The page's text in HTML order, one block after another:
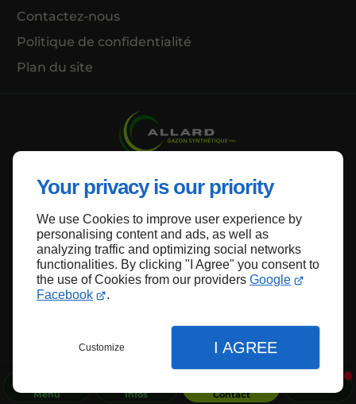
Your privacy is our priority
We use Cookies to improve user experience by
personalising content and ads, as well as
analyzing traffic and optimizing social networks
functionalities. By clicking "I Agree" you consent to
the use of Cookies from our providers Google
Facebook
.
Customize I AGREE
Menu Infos Contact
Contactez-nous
Politique de confidentialité
Plan du site
Haut de page